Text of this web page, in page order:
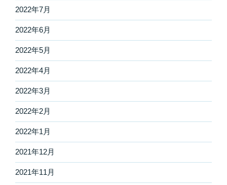
2022年7月
2022年6月
2022年5月
2022年4月
2022年3月
2022年2月
2022年1月
2021年12月
2021年11月